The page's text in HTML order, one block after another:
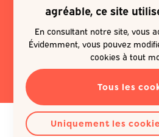
EN SAVOIR
agréable, ce site
En consultant notre site, vous
Évidemment, vous pouvez
cookies à tout
Tous les
Uniquement les